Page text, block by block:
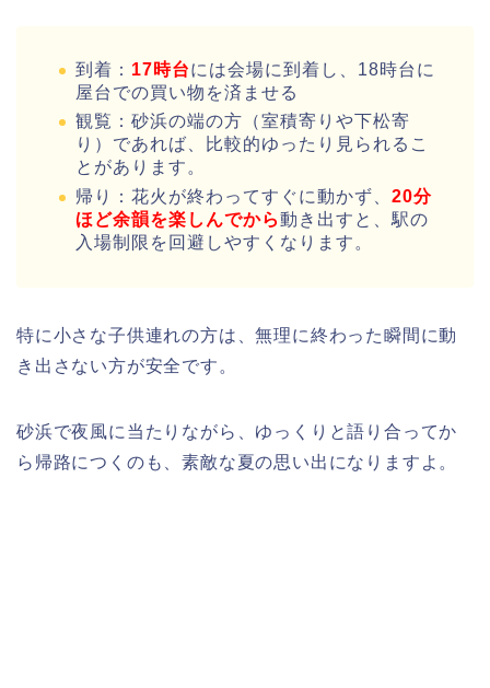
到着： 17時台には会場に到着し、18時台に
屋台での買い物を済ませる
観覧：砂浜の端の方（室積寄りや下松寄
り）であれば、比較的ゆったり見られるこ
とがあります。
帰り：花火が終わってすぐに動かず、 20分
ほど余韻を楽しんでから動き出すと、駅の
入場制限を回避しやすくなります。
特に小さな子供連れの方は、無理に終わった瞬間に動
き出さない方が安全です。
砂浜で夜風に当たりながら、ゆっくりと語り合ってか
ら帰路につくのも、素敵な夏の思い出になりますよ。